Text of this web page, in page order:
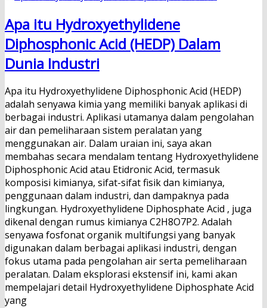
Apa itu Hydroxyethylidene
Diphosphonic Acid (HEDP) Dalam
Dunia Industri
Apa itu Hydroxyethylidene Diphosphonic Acid (HEDP)
adalah senyawa kimia yang memiliki banyak aplikasi di
berbagai industri. Aplikasi utamanya dalam pengolahan
air dan pemeliharaan sistem peralatan yang
menggunakan air. Dalam uraian ini, saya akan
membahas secara mendalam tentang Hydroxyethylidene
Diphosphonic Acid atau Etidronic Acid, termasuk
komposisi kimianya, sifat-sifat fisik dan kimianya,
penggunaan dalam industri, dan dampaknya pada
lingkungan. Hydroxyethylidene Diphosphate Acid , juga
dikenal dengan rumus kimianya C2H8O7P2. Adalah
senyawa fosfonat organik multifungsi yang banyak
digunakan dalam berbagai aplikasi industri, dengan
fokus utama pada pengolahan air serta pemeliharaan
peralatan. Dalam eksplorasi ekstensif ini, kami akan
mempelajari detail Hydroxyethylidene Diphosphate Acid
yang